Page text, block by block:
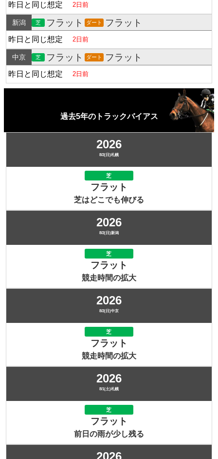
昨日と同じ想定 2日前
新潟 芝 フラット ダート フラット
昨日と同じ想定 2日前
中京 芝 フラット ダート フラット
昨日と同じ想定 2日前
過去5年のトラックバイアス
2026
8/2(日)札幌
芝
フラット
芝はどこでも伸びる
2026
8/2(日)新潟
芝
フラット
競走時間の拡大
2026
8/2(日)中京
芝
フラット
競走時間の拡大
2026
8/1(土)札幌
芝
フラット
前日の雨が少し残る
2026